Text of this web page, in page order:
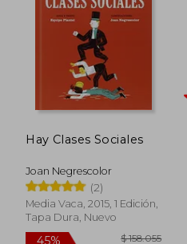
dcto. $ 97.930
Hay Clases Sociales
Joan Negrescolor
(2)
Media Vaca, 2015, 1 Edición,
Tapa Dura, Nuevo